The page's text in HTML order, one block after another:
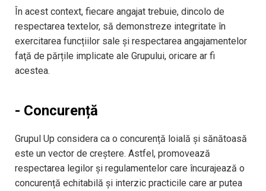
În acest context, fiecare angajat trebuie, dincolo de
respectarea textelor, să demonstreze integritate în
exercitarea funcțiilor sale și respectarea angajamentelor
faţă de părțile implicate ale Grupului, oricare ar fi
acestea.
- Concurență
Grupul Up considera ca o concurență loială și sănătoasă
este un vector de creștere. Astfel, promovează
respectarea legilor și regulamentelor care încurajează o
concurență echitabilă și interzic practicile care ar putea